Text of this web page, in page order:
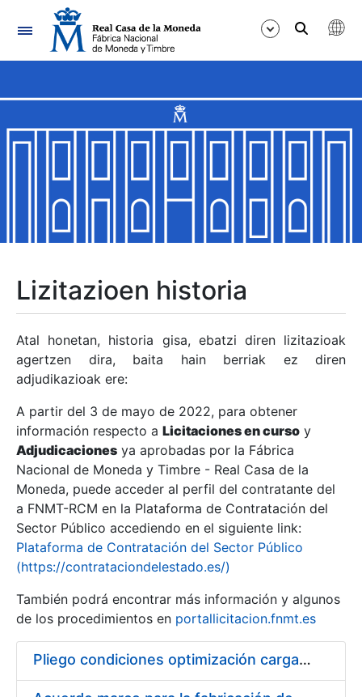
Nabigazioa
Erakutsi/Ezkutatu
Erakutsi/Ezkutatu
Erakutsi/Ezkutatu
Erakutsi/Ezkutatu
Erakutsi/Ezkutatu
Erakutsi/Ezkutatu
Erakutsi/Ezkutatu
Erakutsi/Ezkutatu
Lizitazioen historia
Atal honetan, historia gisa, ebatzi diren lizitazioak
agertzen dira, baita hain berriak ez diren
adjudikazioak ere:
A partir del 3 de mayo de 2022, para obtener
información respecto a Licitaciones en curso y
Adjudicaciones ya aprobadas por la Fábrica
Nacional de Moneda y Timbre - Real Casa de la
Moneda, puede acceder al perfil del contratante del
a FNMT-RCM en la Plataforma de Contratación del
Sector Público accediendo en el siguiente link:
Plataforma de Contratación del Sector Público
(https://contrataciondelestado.es/)
También podrá encontrar más información y algunos
de los procedimientos en portallicitacion.fnmt.es
Pliego condiciones optimización cargas compras firmado